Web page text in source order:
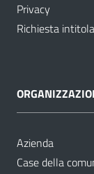
Privacy
Richiesta
Azienda
Case della